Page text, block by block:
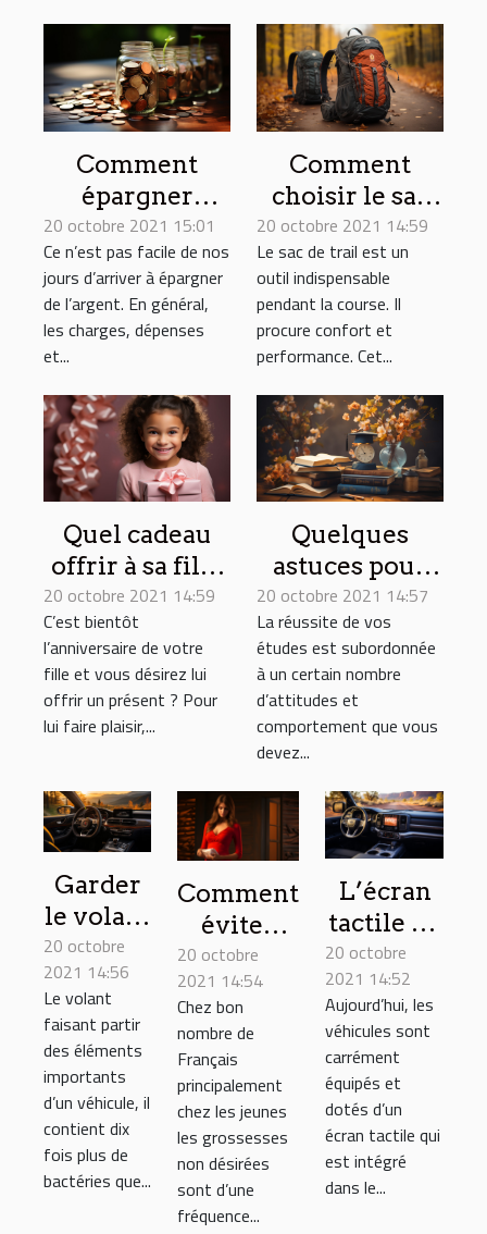
Comment
épargner
efficacement
de l’argent ?
20 octobre 2021 15:01
Ce n’est pas facile de nos
jours d’arriver à épargner
de l’argent. En général,
les charges, dépenses
et...
Comment
choisir le sac
de trail ?
20 octobre 2021 14:59
Le sac de trail est un
outil indispensable
pendant la course. Il
procure confort et
performance. Cet...
Quel cadeau
offrir à sa fille
le jour de son
anniversaire ?
20 octobre 2021 14:59
C’est bientôt
l’anniversaire de votre
fille et vous désirez lui
offrir un présent ? Pour
lui faire plaisir,...
Quelques
astuces pour
réussir vos
études
20 octobre 2021 14:57
La réussite de vos
études est subordonnée
à un certain nombre
d’attitudes et
comportement que vous
devez...
Garder
le volant
de votre
véhicule
au
propre :
conseils
20 octobre
2021 14:56
Le volant
faisant partir
des éléments
importants
d’un véhicule, il
contient dix
fois plus de
bactéries que...
Comment
éviter
une
grossesse
non
désirée ?
20 octobre
2021 14:54
Chez bon
nombre de
Français
principalement
chez les jeunes
les grossesses
non désirées
sont d’une
fréquence...
L’écran
tactile de
votre
véhicule :
astuces
pour son
entretien
20 octobre
2021 14:52
Aujourd’hui, les
véhicules sont
carrément
équipés et
dotés d’un
écran tactile qui
est intégré
dans le...